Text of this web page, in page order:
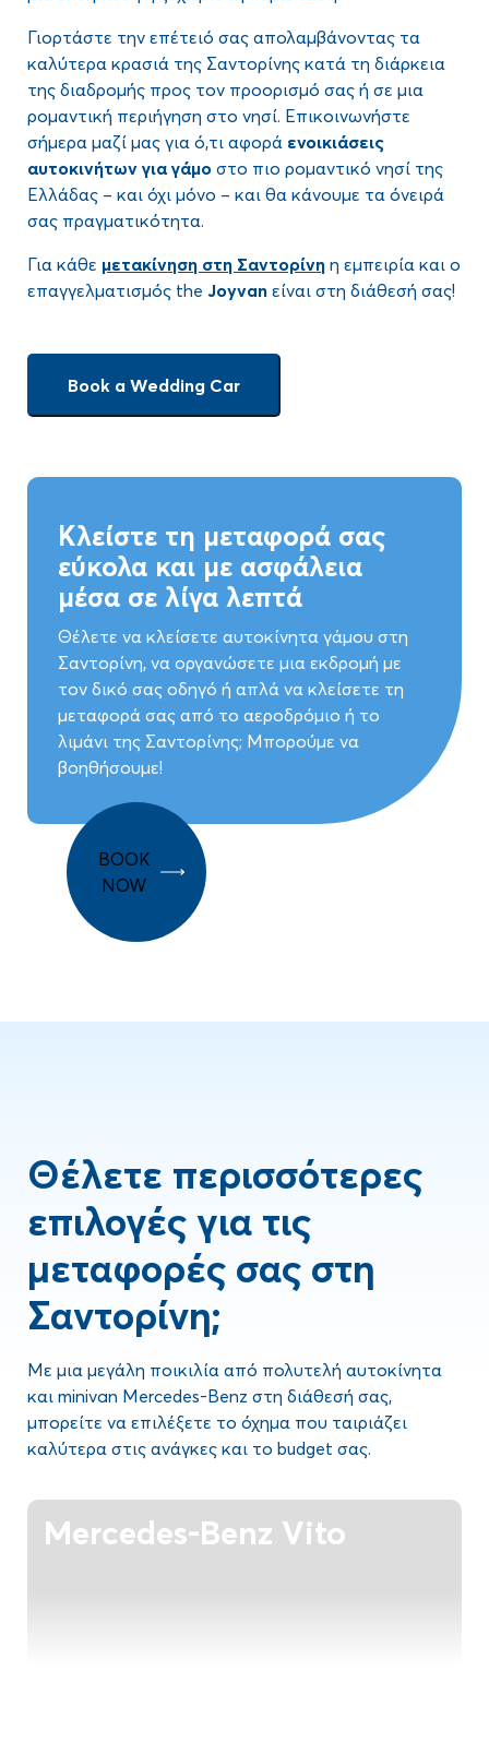
Γιορτάστε την επέτειό σας απολαμβάνοντας τα
καλύτερα κρασιά της Σαντορίνης κατά τη διάρκεια
της διαδρομής προς τον προορισμό σας ή σε μια
ρομαντική περιήγηση στο νησί. Επικοινωνήστε
σήμερα μαζί μας για ό,τι αφορά ενοικιάσεις
αυτοκινήτων για γάμο στο πιο ρομαντικό νησί της
Ελλάδας – και όχι μόνο – και θα κάνουμε τα όνειρά
σας πραγματικότητα.
Για κάθε μετακίνηση στη Σαντορίνη η εμπειρία και ο
επαγγελματισμός the Joyvan είναι στη διάθεσή σας!
Book a Wedding Car
Κλείστε τη μεταφορά σας
εύκολα και με ασφάλεια
μέσα σε λίγα λεπτά
Θέλετε να κλείσετε αυτοκίνητα γάμου στη
Σαντορίνη, να οργανώσετε μια εκδρομή με
τον δικό σας οδηγό ή απλά να κλείσετε τη
μεταφορά σας από το αεροδρόμιο ή το
λιμάνι της Σαντορίνης; Μπορούμε να
βοηθήσουμε!
BOOK
NOW
Θέλετε περισσότερες
επιλογές για τις
μεταφορές σας στη
Σαντορίνη;
Με μια μεγάλη ποικιλία από πολυτελή αυτοκίνητα
και minivan Mercedes-Benz στη διάθεσή σας,
μπορείτε να επιλέξετε το όχημα που ταιριάζει
καλύτερα στις ανάγκες και το budget σας.
Mercedes-Benz Vito